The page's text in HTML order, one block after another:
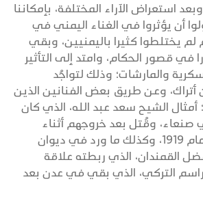
استعراض الآراء المختلفة، بإمكاننا
أن يؤثروا في الغناء اليمني في
يختلطوا كثيرا باليمنيين، وبقي
في قصور الحكام، وامتد إلى التأثير
والمارشات؛ وذلك لتواجُد
وعن طريق بعض الفنانين الذين
أمثال الشيح سعد عبد الله، الذي كان
صنعاء، وقُتل بعد خروجهم أثناء
هروبه خارج صنعاء عام 1919، وكذلك ما ورد في ديوان
القمندان، الذي ربطته علاقة
التركي، الذي بقي في عدن بعد